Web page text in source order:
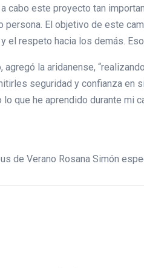
cabo este proyecto tan
El objetivo de este
respeto hacia los demás. Eso
la aridanense,
seguridad y confianza en
que he aprendido durante mi
de Verano Rosana Simón